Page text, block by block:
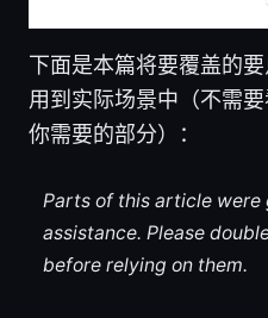
下面是本篇将要覆盖的
用到实际场景中（不需
你需要的部分）：
Parts of this article were
assistance. Please
before relying on them.